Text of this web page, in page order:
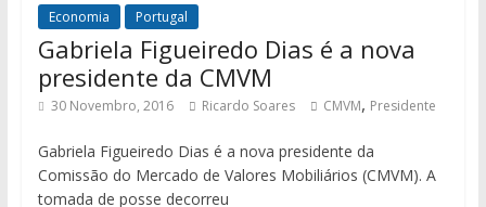
Economia Portugal
Gabriela Figueiredo Dias é a nova
presidente da CMVM
30 Novembro, 2016 Ricardo Soares CMVM, Presidente
Gabriela Figueiredo Dias é a nova presidente da
Comissão do Mercado de Valores Mobiliários (CMVM). A
tomada de posse decorreu